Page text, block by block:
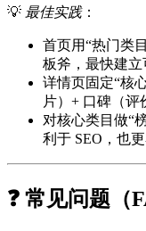
💡 最佳实践：
首页用“热门类
板斧，最快建立
详情页固定“核
片）+ 口碑（评
对核心类目做“
利于 SEO，也
❓ 常见问题（